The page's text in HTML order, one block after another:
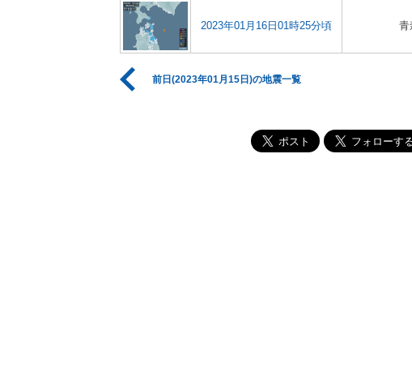
2023年01月16日01時25分頃 青
前日(2023年01月15日)の地震一覧